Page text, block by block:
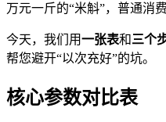
万元一斤的“米斛”，普通消
今天，我们用一张表和三个
帮您避开“以次充好”的坑。
核心参数对比表